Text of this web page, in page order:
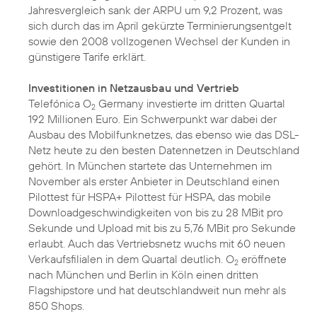
Jahresvergleich sank der ARPU um 9,2 Prozent, was
sich durch das im April gekürzte Terminierungsentgelt
sowie den 2008 vollzogenen Wechsel der Kunden in
günstigere Tarife erklärt.
Investitionen in Netzausbau und Vertrieb
Telefónica O2 Germany investierte im dritten Quartal
192 Millionen Euro. Ein Schwerpunkt war dabei der
Ausbau des Mobilfunknetzes, das ebenso wie das DSL-
Netz heute zu den besten Datennetzen in Deutschland
gehört. In München startete das Unternehmen im
November als erster Anbieter in Deutschland einen
Pilottest für HSPA+ Pilottest für HSPA, das mobile
Downloadgeschwindigkeiten von bis zu 28 MBit pro
Sekunde und Upload mit bis zu 5,76 MBit pro Sekunde
erlaubt. Auch das Vertriebsnetz wuchs mit 60 neuen
Verkaufsfilialen in dem Quartal deutlich. O2 eröffnete
nach München und Berlin in Köln einen dritten
Flagshipstore und hat deutschlandweit nun mehr als
850 Shops.